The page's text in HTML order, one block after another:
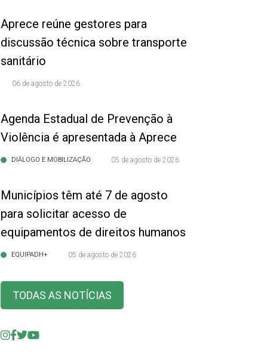
Aprece reúne gestores para
discussão técnica sobre transporte
sanitário
06 de agosto de 2026
Agenda Estadual de Prevenção à
Violência é apresentada à Aprece
DIÁLOGO E MOBILIZAÇÃO 05 de agosto de 2026
Municípios têm até 7 de agosto
para solicitar acesso de
equipamentos de direitos humanos
EQUIPADH+ 05 de agosto de 2026
TODAS AS NOTÍCIAS